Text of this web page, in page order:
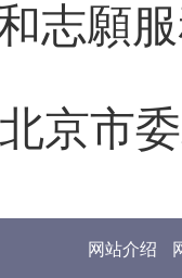
志願
北京市
网站介绍